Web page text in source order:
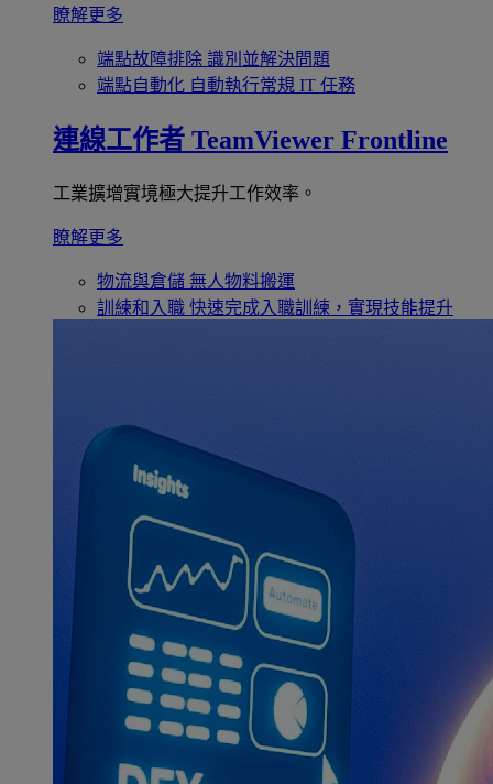
瞭解更多
端點故障排除 識別並解決問題
端點自動化 自動執行常規 IT 任務
連線工作者 TeamViewer Frontline
工業擴增實境極大提升工作效率。
瞭解更多
物流與倉儲 無人物料搬運
訓練和入職 快速完成入職訓練，實現技能提升